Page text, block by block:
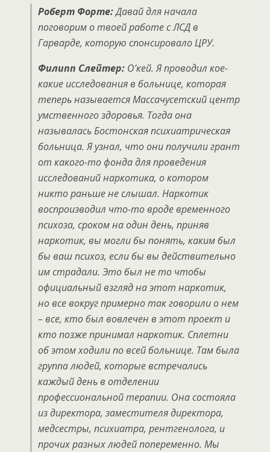
Роберт Форте:Давай для начала
поговорим о твоей работе с ЛСД в
Гарварде, которую спонсировало ЦРУ.
Филипп Слейтер: О’кей. Я проводил кое-
какие исследования в больнице, которая
теперь называется Массачусетский центр
умственного здоровья. Тогда она
называлась Бостонская психиатрическая
больница. Я узнал, что они получили грант
от какого-то фонда для проведения
исследований наркотика, о котором
никто раньше не слышал. Наркотик
воспроизводил что-то вроде временного
психоза, сроком на один день, приняв
наркотик, вы могли бы понять, каким был
бы ваш психоз, если бы вы действительно
им страдали. Это был не то чтобы
официальный взгляд на этот наркотик,
но все вокруг примерно так говорили о нем
– все, кто был вовлечен в этот проект и
кто позже принимал наркотик. Сплетни
об этом ходили по всей больнице. Там была
группа людей, которые встречались
каждый день в отделении
профессиональной терапии. Она состояла
из директора, заместителя директора,
медсестры, психиатра, рентгенолога, и
прочих разных людей попеременно. Мы